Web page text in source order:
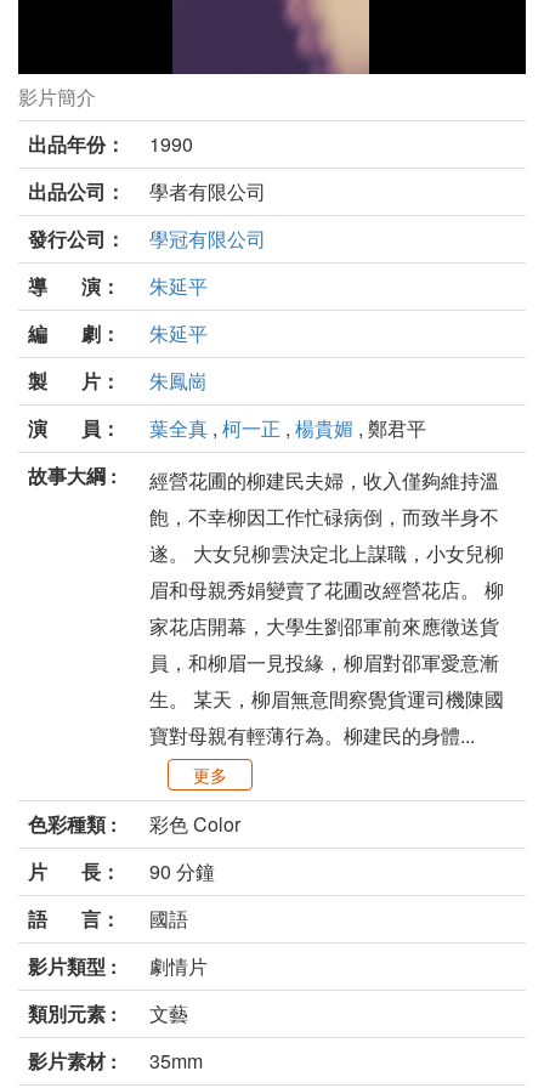
花祭劇照
影片簡介
出品年份：
1990
出品公司：
學者有限公司
發行公司：
學冠有限公司
導 演：
朱延平
編 劇：
朱延平
製 片：
朱鳳崗
演 員：
葉全真 , 柯一正 , 楊貴媚 , 鄭君平
故事大綱 :
經營花圃的柳建民夫婦，收入僅夠維持溫
飽，不幸柳因工作忙碌病倒，而致半身不
遂。 大女兒柳雲決定北上謀職，小女兒柳
眉和母親秀娟變賣了花圃改經營花店。 柳
家花店開幕，大學生劉邵軍前來應徵送貨
員，和柳眉一見投緣，柳眉對邵軍愛意漸
生。 某天，柳眉無意間察覺貨運司機陳國
寶對母親有輕薄行為。柳建民的身體...
更多
色彩種類 :
彩色 Color
片 長：
90 分鐘
語 言：
國語
影片類型 :
劇情片
類別元素 :
文藝
影片素材 :
35mm